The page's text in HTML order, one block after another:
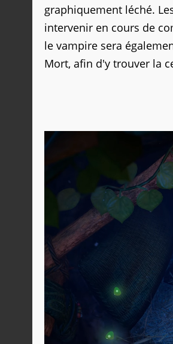
graphiquement léché.
intervenir en cours de
le vampire sera
Mort, afin d'y trouver la